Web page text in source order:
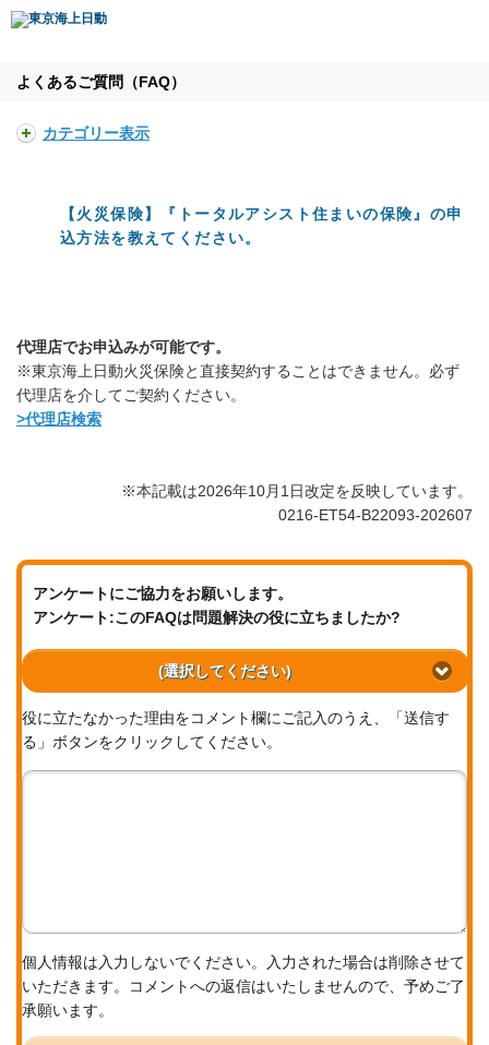
よくあるご質問（FAQ）
カテゴリー表示
【火災保険】『トータルアシスト住まいの保険』の申
込方法を教えてください。
代理店でお申込みが可能です。
※東京海上日動火災保険と直接契約することはできません。必ず
代理店を介してご契約ください。
>代理店検索
※本記載は2026年10月1日改定を反映しています。
0216-ET54-B22093-202607
アンケートにご協力をお願いします。
アンケート:このFAQは問題解決の役に立ちましたか?
(選択してください)
役に立たなかった理由をコメント欄にご記入のうえ、「送信す
る」ボタンをクリックしてください。
個人情報は入力しないでください。入力された場合は削除させて
いただきます。コメントへの返信はいたしませんので、予めご了
承願います。